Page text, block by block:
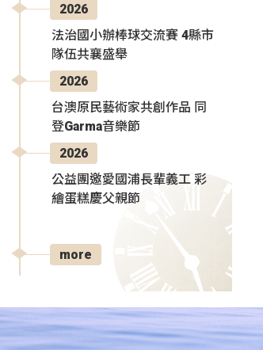
2026
法治國小辦棒球交流賽 4縣市
隊伍共襄盛舉
2026
台澳原民藝術家共創作品 同
登Garma音樂節
2026
公益團邀愛國浦長輩義工 彩
繪蛋糕慶父親節
more